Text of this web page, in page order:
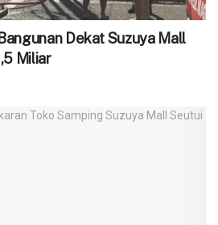
Dekat Suzuya Mall
Miliar